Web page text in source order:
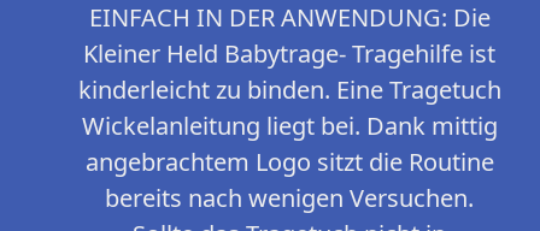
EINFACH IN DER ANWENDUNG: Die
Kleiner Held Babytrage- Tragehilfe ist
kinderleicht zu binden. Eine Tragetuch
Wickelanleitung liegt bei. Dank mittig
angebrachtem Logo sitzt die Routine
bereits nach wenigen Versuchen.